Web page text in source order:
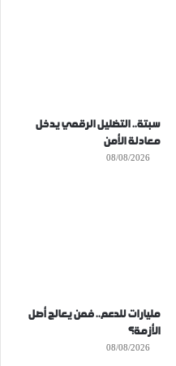
سبتة.. التضليل الرقمي يدخل
معادلة الأمن
08/08/2026
مليارات للدعم.. فمن يعالج أصل
الأزمة؟
08/08/2026